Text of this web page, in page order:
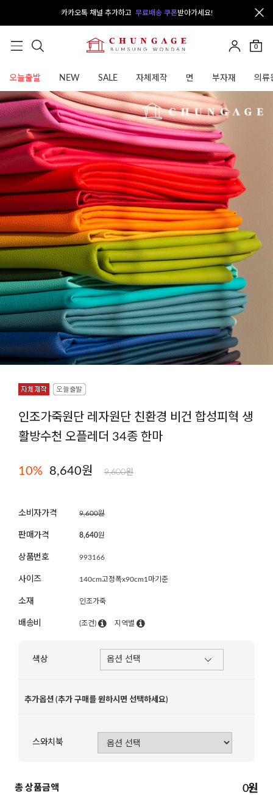
카카오톡 채널 추가하고 무료배송 쿠폰받아가세요!
0
오늘출발 NEW SALE 자체제작 면 부자재 의류
인조가죽원단 레자원단 친환경 비건 합성피혁 생
활방수천 오플레더 34종 한마
10% 8,640원 9,600원
소비자가격 9,600원
판매가격 8,640원
상품번호 993166
사이즈 140cm고정폭x90cm1마기준
소재 인조가죽
배송비 (조건) 지역별
색상
추가옵션 (추가 구매를 원하시면 선택하세요)
스와치북
총 상품금액 0원